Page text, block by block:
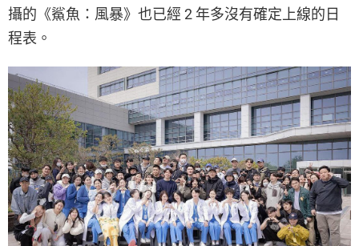
攝的《鯊魚：風暴》也已經 2 年多沒有確定上線的日
程表。